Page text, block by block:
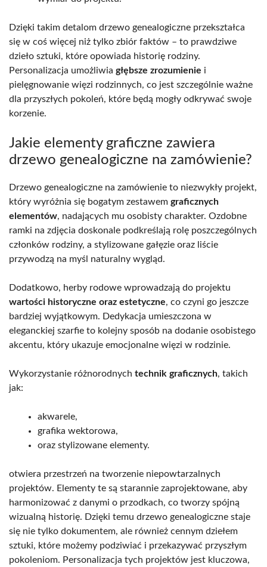
Dzięki takim detalom drzewo genealogiczne przekształca
się w coś więcej niż tylko zbiór faktów – to prawdziwe
dzieło sztuki, które opowiada historię rodziny.
Personalizacja umożliwia głębsze zrozumienie i
pielęgnowanie więzi rodzinnych, co jest szczególnie ważne
dla przyszłych pokoleń, które będą mogły odkrywać swoje
korzenie.
Jakie elementy graficzne zawiera
drzewo genealogiczne na zamówienie?
Drzewo genealogiczne na zamówienie to niezwykły projekt,
który wyróżnia się bogatym zestawem graficznych
elementów, nadających mu osobisty charakter. Ozdobne
ramki na zdjęcia doskonale podkreślają rolę poszczególnych
członków rodziny, a stylizowane gałęzie oraz liście
przywodzą na myśl naturalny wygląd.
Dodatkowo, herby rodowe wprowadzają do projektu
wartości historyczne oraz estetyczne, co czyni go jeszcze
bardziej wyjątkowym. Dedykacja umieszczona w
eleganckiej szarfie to kolejny sposób na dodanie osobistego
akcentu, który ukazuje emocjonalne więzi w rodzinie.
Wykorzystanie różnorodnych technik graficznych, takich
jak:
akwarele,
grafika wektorowa,
oraz stylizowane elementy.
otwiera przestrzeń na tworzenie niepowtarzalnych
projektów. Elementy te są starannie zaprojektowane, aby
harmonizować z danymi o przodkach, co tworzy spójną
wizualną historię. Dzięki temu drzewo genealogiczne staje
się nie tylko dokumentem, ale również cennym dziełem
sztuki, które możemy podziwiać i przekazywać przyszłym
pokoleniom. Personalizacja tych projektów jest kluczowa,